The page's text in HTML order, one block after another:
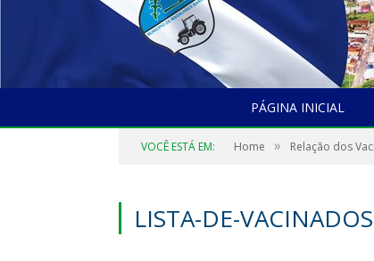
PÁGINA INICIAL
VOCÊ ESTÁ EM: Home » Relação dos
LISTA-DE-